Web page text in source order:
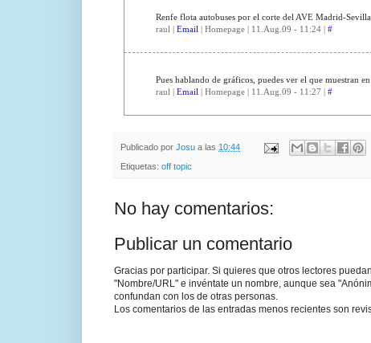
Renfe flota autobuses por el corte del AVE Madrid-
raul | Email | Homepage | 11.Aug.09 - 11:24 | #
Pues hablando de gráficos, puedes ver el que muestran
raul | Email | Homepage | 11.Aug.09 - 11:27 | #
Publicado por Josu a las 10:44
Etiquetas: off topic
No hay comentarios:
Publicar un comentario
Gracias por participar. Si quieres que otros lectores
"Nombre/URL" e invéntate un nombre, aunque sea
confundan con los de otras personas.
Los comentarios de las entradas menos recientes son